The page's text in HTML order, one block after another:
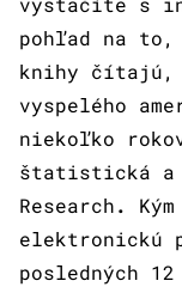
pohľad na
knihy
vyspelého
niekoľko
štatistická a
Research.
elektronickú
posledných